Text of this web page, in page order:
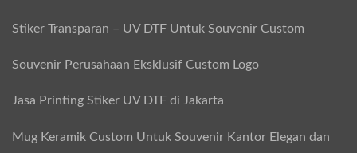
Stiker Transparan – UV DTF Untuk Souvenir Custom
Souvenir Perusahaan Eksklusif Custom Logo
Jasa Printing Stiker UV DTF di Jakarta
Mug Keramik Custom Untuk Souvenir Kantor Elegan dan